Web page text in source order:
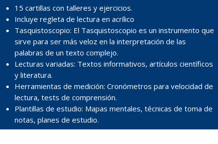
15 cartillas con talleres y ejercicios.
Incluye regleta de lectura en acrílico
Tasquistoscopio: El Tasquistoscopio es un instrumento que
sirve para ser más veloz en la interpretación de las
palabras de un texto complejo.
Lecturas variadas: Textos informativos, artículos científicos
y literatura.
Herramientas de medición: Cronómetros para velocidad de
lectura, tests de comprensión.
Plantillas de estudio: Mapas mentales, técnicas de toma de
notas, planes de estudio.